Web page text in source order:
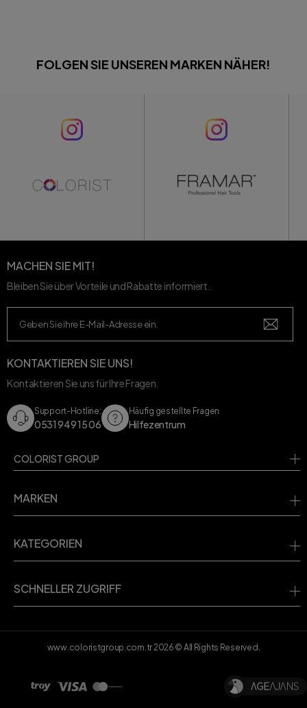
FOLGEN SIE UNSEREN MARKEN NÄHER!
MACHEN SIE MIT!
Bleiben Sie über Vorteile und Rabatte informiert.
KONTAKTIEREN SIE UNS!
Kontaktieren Sie uns für Ihre Fragen.
Support-Hotline:
0531 949 15 06
Häufig gestellte Fragen
Hilfezentrum
COLORIST GROUP
MARKEN
KATEGORIEN
SCHNELLER ZUGRIFF
www.coloristgroup.com.tr2026 © All Rights Reserved.